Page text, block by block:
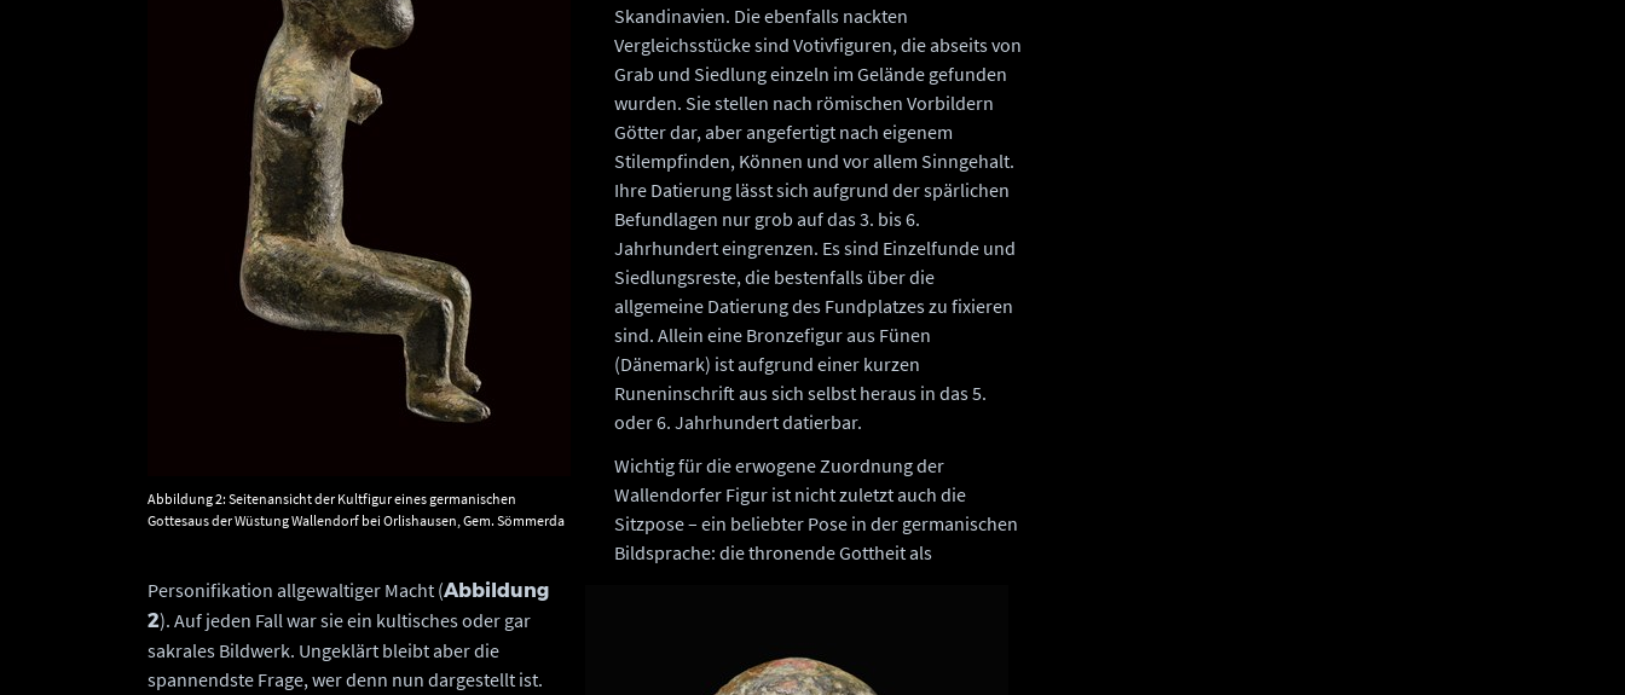
Abbildung 2: Seitenansicht der Kultfigur eines germanischen
Gottesaus der Wüstung Wallendorf bei Orlishausen, Gem. Sömmerda
Skandinavien. Die ebenfalls nackten
Vergleichsstücke sind Votivfiguren, die abseits von
Grab und Siedlung einzeln im Gelände gefunden
wurden. Sie stellen nach römischen Vorbildern
Götter dar, aber angefertigt nach eigenem
Stilempfinden, Können und vor allem Sinngehalt.
Ihre Datierung lässt sich aufgrund der spärlichen
Befundlagen nur grob auf das 3. bis 6.
Jahrhundert eingrenzen. Es sind Einzelfunde und
Siedlungsreste, die bestenfalls über die
allgemeine Datierung des Fundplatzes zu fixieren
sind. Allein eine Bronzefigur aus Fünen
(Dänemark) ist aufgrund einer kurzen
Runeninschrift aus sich selbst heraus in das 5.
oder 6. Jahrhundert datierbar.
Wichtig für die erwogene Zuordnung der
Wallendorfer Figur ist nicht zuletzt auch die
Sitzpose – ein beliebter Pose in der germanischen
Bildsprache: die thronende Gottheit als
Personifikation allgewaltiger Macht (Abbildung
2). Auf jeden Fall war sie ein kultisches oder gar
sakrales Bildwerk. Ungeklärt bleibt aber die
spannendste Frage, wer denn nun dargestellt ist.